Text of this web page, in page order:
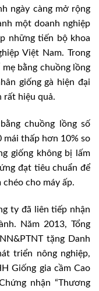
ngày càng mở rộng
một doanh nghiệp
những tiến bộ khoa
Việt Nam. Trong
bằng chuồng lồng
giống gà hiện đại
rất hiệu quả.
chuồng lồng số
mái thấp hơn 10% so
giống không bị lấm
đạt tiêu chuẩn để
chéo cho máy ấp.
ty đã liên tiếp nhận
Năm 2013, Tổng
tặng Danh
triển nông nghiệp,
Giống gia cầm Cao
nhận “Thương